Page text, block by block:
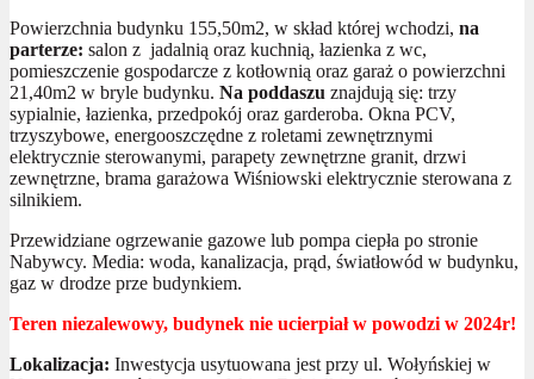
Powierzchnia budynku 155,50m2, w skład której wchodzi, na
parterze: salon z jadalnią oraz kuchnią, łazienka z wc,
pomieszczenie gospodarcze z kotłownią oraz garaż o powierzchni
21,40m2 w bryle budynku. Na poddaszu znajdują się: trzy
sypialnie, łazienka, przedpokój oraz garderoba. Okna PCV,
trzyszybowe, energooszczędne z roletami zewnętrznymi
elektrycznie sterowanymi, parapety zewnętrzne granit, drzwi
zewnętrzne, brama garażowa Wiśniowski elektrycznie sterowana z
silnikiem.
Przewidziane ogrzewanie gazowe lub pompa ciepła po stronie
Nabywcy. Media: woda, kanalizacja, prąd, światłowód w budynku,
gaz w drodze prze budynkiem.
Teren niezalewowy, budynek nie ucierpiał w powodzi w 2024r!
Lokalizacja: Inwestycja usytuowana jest przy ul. Wołyńskiej w